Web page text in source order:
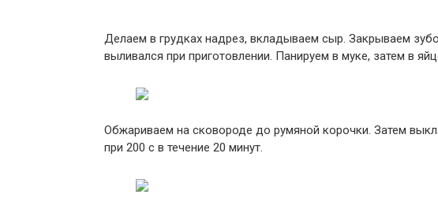
Делаем в грудках надрез, вкладываем сыр. Закрываем
выливался при приготовлении. Панируем в муке, затем в
Обжариваем на сковороде до румяной корочки. Затем
при 200 с в течение 20 минут.